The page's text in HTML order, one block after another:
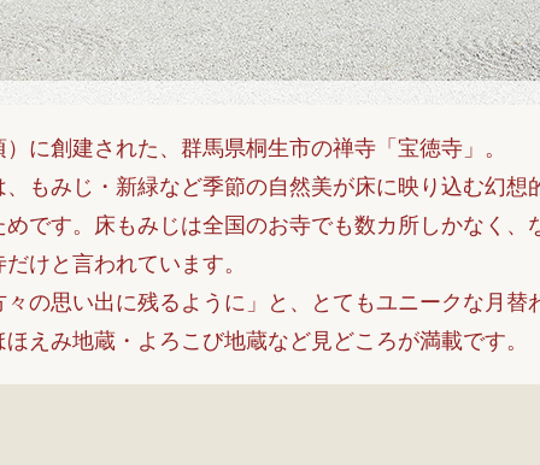
に創建された、群馬県桐生市の禅寺「宝徳寺」。
もみじ・新緑など季節の自然美が床に映り込む幻想
です。床もみじは全国のお寺でも数カ所しかなく、
けと言われています。
の思い出に残るように」と、とてもユニークな月替
えみ地蔵・よろこび地蔵など見どころが満載です。